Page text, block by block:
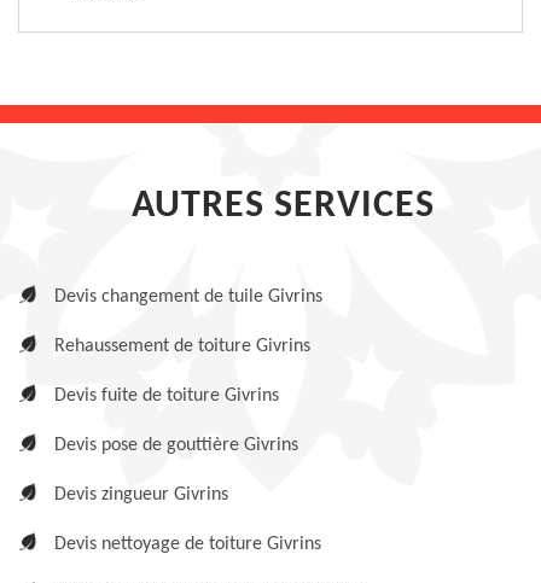
AUTRES SERVICES
Devis changement de tuile Givrins
Rehaussement de toiture Givrins
Devis fuite de toiture Givrins
Devis pose de gouttière Givrins
Devis zingueur Givrins
Devis nettoyage de toiture Givrins